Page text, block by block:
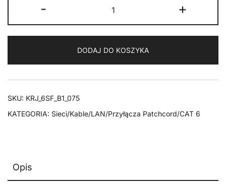
-
Kabel
RJ45
6
S/FTP
AWG27
7,5m
+
DODAJ DO KOSZYKA
SKU: KRJ_6SF_B1_075
KATEGORIA: Sieci/Kable/LAN/Przyłącza Patchcord/CAT 6
Opis